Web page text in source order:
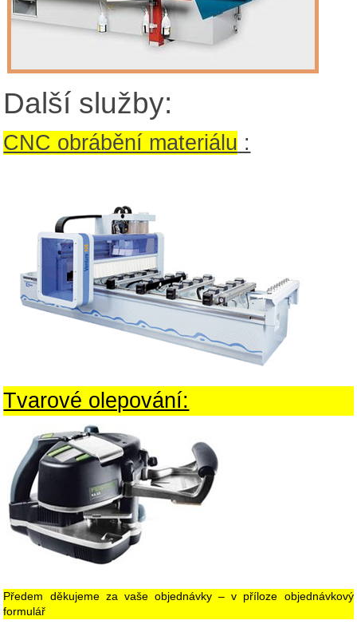
Další služby:
CNC obrábění materiálu :
Tvarové olepování:
Předem děkujeme za vaše objednávky – v příloze objednávkový
formulář